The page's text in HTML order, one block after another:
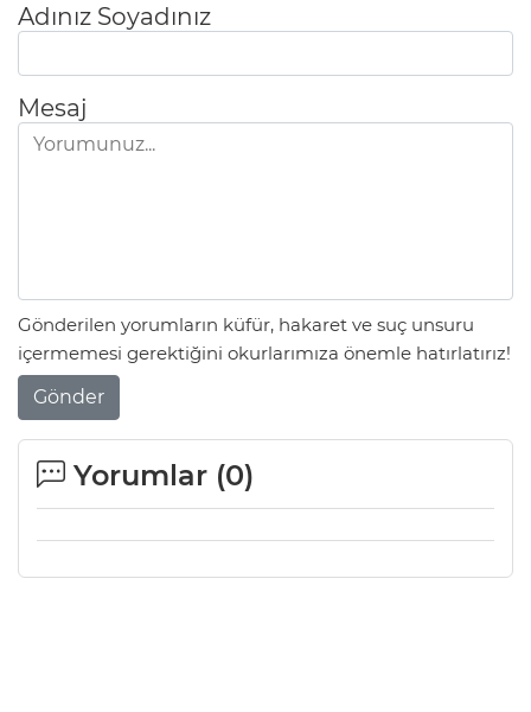
Adınız Soyadınız
Mesaj
Gönderilen yorumların küfür, hakaret ve suç unsuru
içermemesi gerektiğini okurlarımıza önemle hatırlatırız!
Gönder
Yorumlar (0)